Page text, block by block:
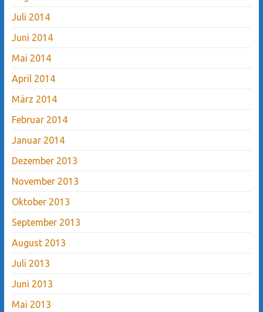
Juli 2014
Juni 2014
Mai 2014
April 2014
März 2014
Februar 2014
Januar 2014
Dezember 2013
November 2013
Oktober 2013
September 2013
August 2013
Juli 2013
Juni 2013
Mai 2013